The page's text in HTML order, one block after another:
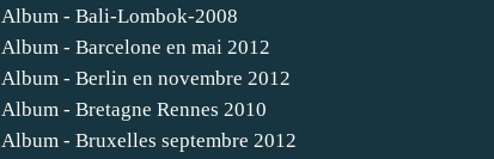
Album - Bali-Lombok-2008
Album - Barcelone en mai 2012
Album - Berlin en novembre 2012
Album - Bretagne Rennes 2010
Album - Bruxelles septembre 2012